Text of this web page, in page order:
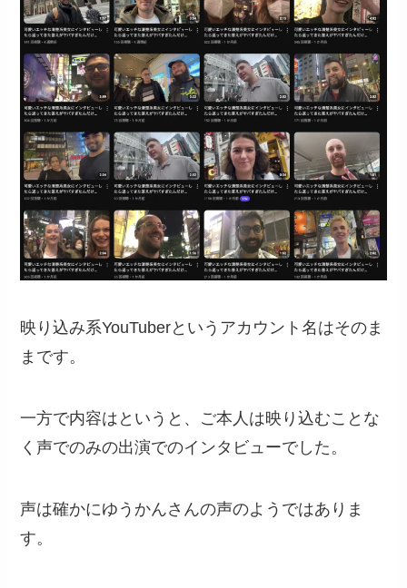
映り込み系YouTuberというアカウント名はそのま
まです。
一方で内容はというと、ご本人は映り込むことな
く声でのみの出演でのインタビューでした。
声は確かにゆうかんさんの声のようではありま
す。